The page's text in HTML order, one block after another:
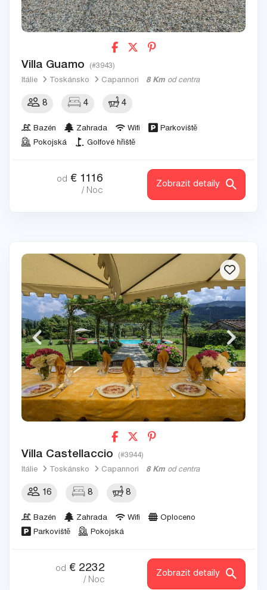
Villa Guamo (#3943)
Itálie Toskánsko Capannori 8 Km od centra
8 4 4
Bazén Zahrada Wifi
Parkoviště
Pokojská
Golfové hřiště
od € 1116
/ Noc
Zobrazit detaily
Villa Castellaccio (#3944)
Itálie Toskánsko Capannori 8 Km od centra
16 8 8
Bazén Zahrada Wifi
Oploceno
Parkoviště
Pokojská
od € 2232
/ Noc
Zobrazit detaily